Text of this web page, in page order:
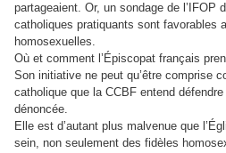
partageaient. Or, un sondage de l’IFOP
catholiques pratiquants sont favorables
homosexuelles.
Où et comment l’Épiscopat français
Son initiative ne peut qu’être comprise
catholique que la CCBF entend
dénoncée.
Elle est d’autant plus malvenue que
sein, non seulement des fidèles